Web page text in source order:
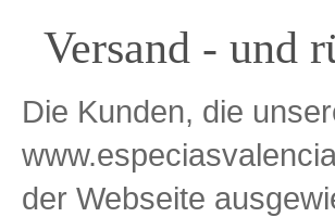
Versand - und
Die Kunden, die
der Webseite